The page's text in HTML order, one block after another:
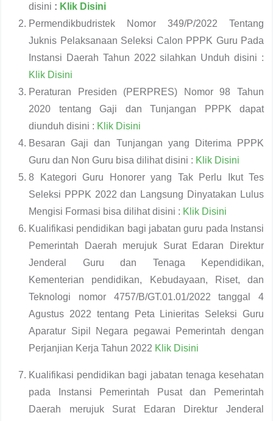
disini : Klik Disini
Permendikbudristek Nomor 349/P/2022 Tentang
Juknis Pelaksanaan Seleksi Calon PPPK Guru Pada
Instansi Daerah Tahun 2022 silahkan Unduh disini :
Klik Disini
Peraturan Presiden (PERPRES) Nomor 98 Tahun
2020 tentang Gaji dan Tunjangan PPPK dapat
diunduh disini : Klik Disini
Besaran Gaji dan Tunjangan yang Diterima PPPK
Guru dan Non Guru bisa dilihat disini : Klik Disini
8 Kategori Guru Honorer yang Tak Perlu Ikut Tes
Seleksi PPPK 2022 dan Langsung Dinyatakan Lulus
Mengisi Formasi bisa dilihat disini : Klik Disini
Kualifikasi pendidikan bagi jabatan guru pada Instansi
Pemerintah Daerah merujuk Surat Edaran Direktur
Jenderal Guru dan Tenaga Kependidikan,
Kementerian pendidikan, Kebudayaan, Riset, dan
Teknologi nomor 4757/B/GT.01.01/2022 tanggal 4
Agustus 2022 tentang Peta Linieritas Seleksi Guru
Aparatur Sipil Negara pegawai Pemerintah dengan
Perjanjian Kerja Tahun 2022 Klik Disini
Kualifikasi pendidikan bagi jabatan tenaga kesehatan
pada Instansi Pemerintah Pusat dan Pemerintah
Daerah merujuk Surat Edaran Direktur Jenderal